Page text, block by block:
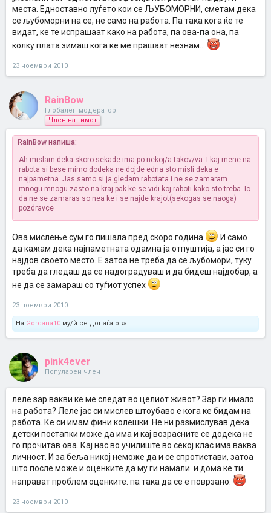
места. Едноставно луѓето кои се ЉУБОМОРНИ, сметам дека
се љубоморни на се, не само на работа. Па така кога ќе те
видат, ке те испрашаат како на работа, па ова-па она, па
колку плата зимаш кога ке ме прашаат незнам...
23 ноември 2010
RainBow
Глобален модератор
Член на тимот
RainBow напиша:
Ah mislam deka skoro sekade ima po nekoj/a takov/va. I kaj mene na
rabota si bese mirno dodeka ne dojde edna sto misli deka e
najpametna. Jas samo si ja gledam rabotata i ne se zamaram
mnogu mnogu zasto na kraj pak ke se vidi koj raboti kako sto treba. Ic
da ne se zamaras so nea ke i se najde krajot(sekogas se naoga)
pozdravce
Ова мислење сум го пишала пред скоро година
И само
да кажам дека најпаметната одамна ја отпуштија, а јас си го
најдов своето место. Е затоа не треба да се љубомори, туку
треба да гледаш да се надоградуваш и да бидеш најдобар, а
не да се замараш со туѓиот успех
23 ноември 2010
На Gordana10 му/ѝ се допаѓа ова.
pink4ever
Популарен член
леле зар вакви ке ме следат во целиот живот? Зар ги имало
на работа? Леле јас си мислев штоубаво е кога ке бидам на
работа. Ке си имам фини колешки. Не ни размислував дека
детски постапки може да има и кај возрасните се додека не
го прочитав ова. Кај нас во училиште во секој клас има ваква
личност. И за беља никој неможе да и се спротистави, затоа
што после може и оценките да му ги намали. и дома ке ти
направат проблем оценките. па така да се е поврзано.
23 ноември 2010